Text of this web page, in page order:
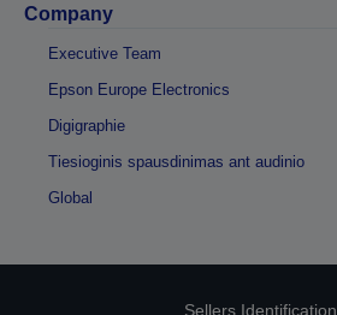
Company
Executive Team
Epson Europe Electronics
Digigraphie
Tiesioginis spausdinimas ant audinio
Global
Sellers Identification